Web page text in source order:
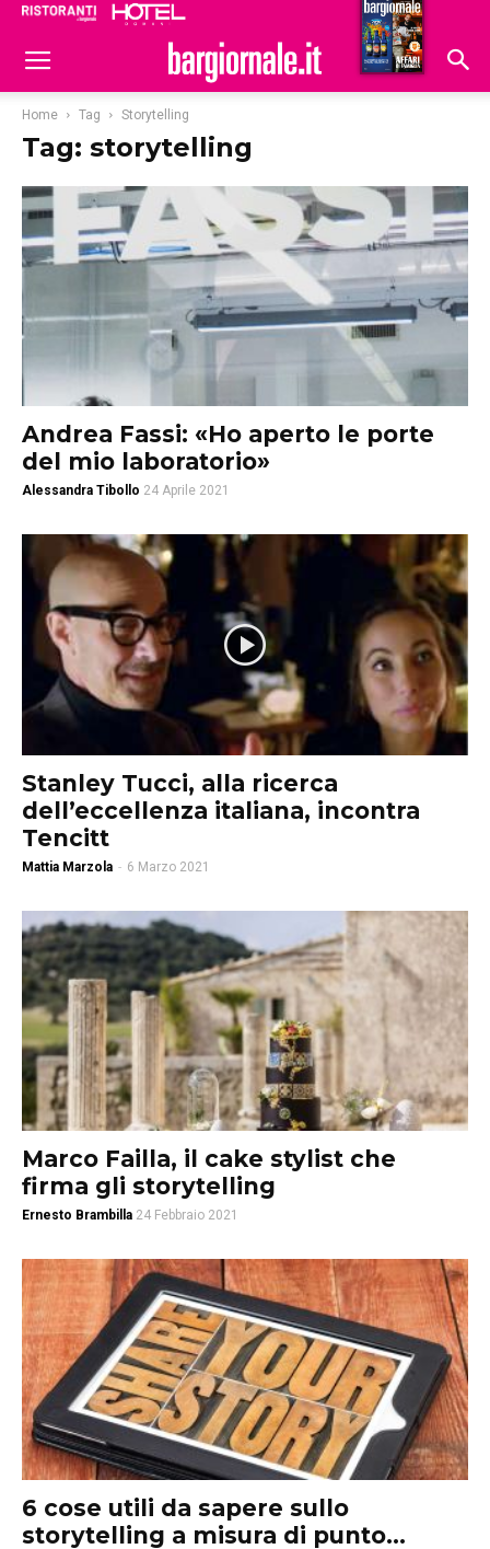
Hoteldomani
Home Tag Storytelling
Tag: storytelling
Andrea Fassi: «Ho aperto le porte
del mio laboratorio»
Alessandra Tibollo 24 Aprile 2021
Stanley Tucci, alla ricerca
dell’eccellenza italiana, incontra
Tencitt
Mattia Marzola - 6 Marzo 2021
Marco Failla, il cake stylist che
firma gli storytelling
Ernesto Brambilla 24 Febbraio 2021
6 cose utili da sapere sullo
storytelling a misura di punto...